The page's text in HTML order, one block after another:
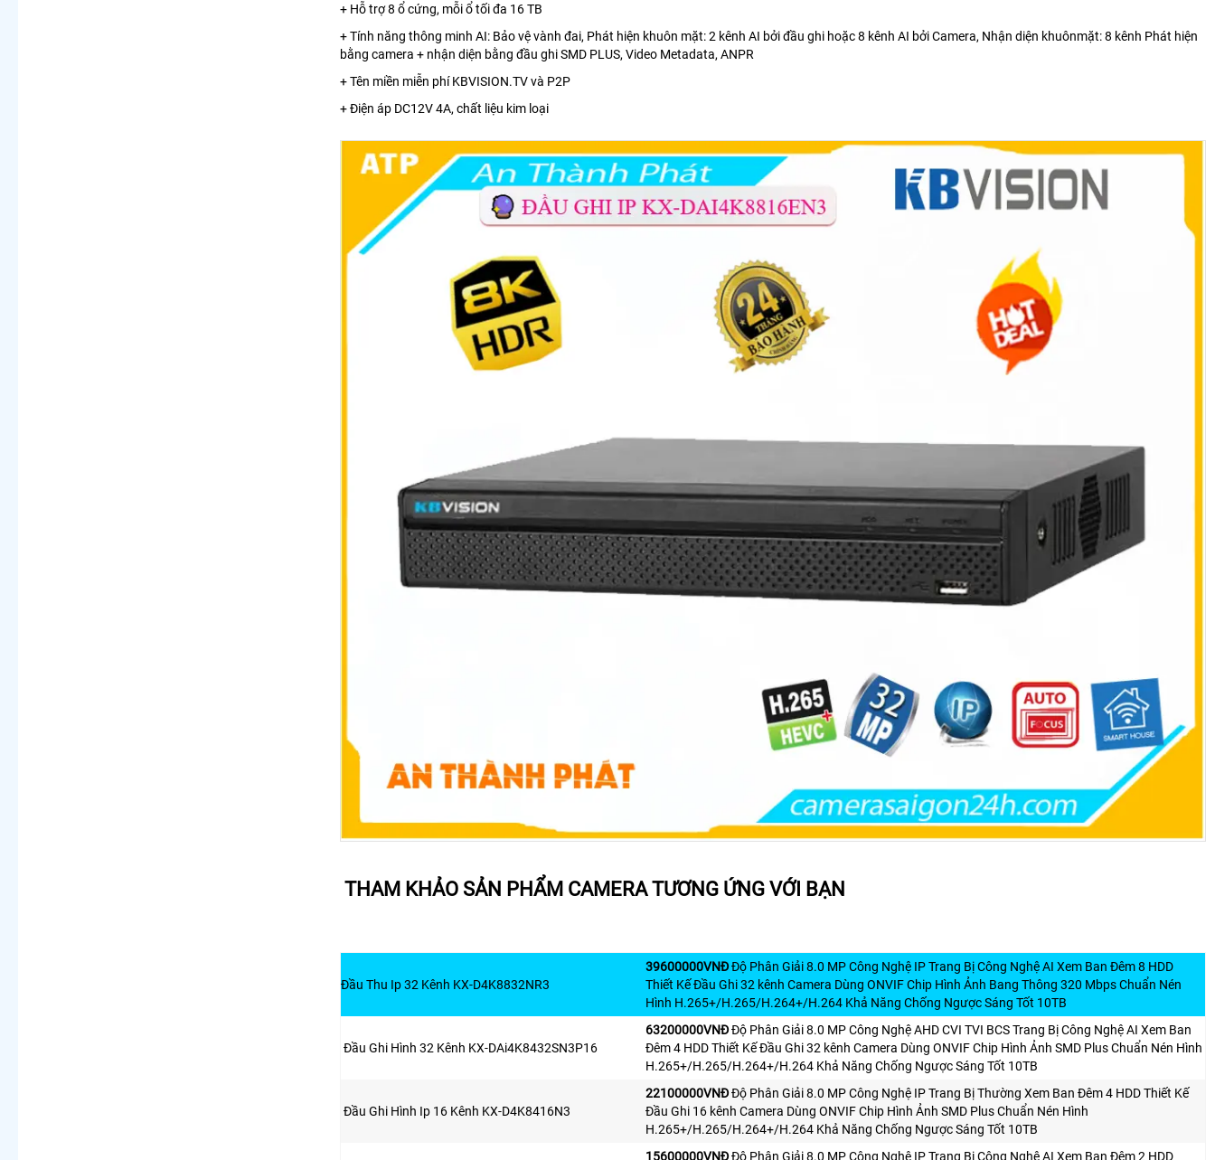
+ Hỗ trợ 8 ổ cứng, mỗi ổ tối đa 16 TB
+ Tính năng thông minh AI: Bảo vệ vành đai, Phát hiện khuôn mặt: 2 kênh AI bởi đầu ghi hoặc 8 kênh AI bởi Camera, Nhận diện khuônmặt: 8 kênh Phát hiện
bằng camera + nhận diện bằng đầu ghi SMD PLUS, Video Metadata, ANPR
+ Tên miền miễn phí KBVISION.TV và P2P
+ Điện áp DC12V 4A, chất liệu kim loại
THAM KHẢO SẢN PHẨM CAMERA TƯƠNG ỨNG VỚI BẠN
Đầu Thu Ip 32 Kênh KX-D4K8832NR3
39600000VNÐĐộ Phân Giải 8.0 MP Công Nghệ IP Trang Bị Công Nghệ AI Xem Ban Đêm 8 HDD
Thiết Kế Đầu Ghi 32 kênh Camera Dùng ONVIF Chip Hình Ảnh Bang Thông 320 Mbps Chuẩn Nén
Hình H.265+/H.265/H.264+/H.264 Khả Năng Chống Ngược Sáng Tốt 10TB
Đầu Ghi Hình 32 Kênh KX-DAi4K8432SN3P16
63200000VNÐĐộ Phân Giải 8.0 MP Công Nghệ AHD CVI TVI BCS Trang Bị Công Nghệ AI Xem Ban
Đêm 4 HDD Thiết Kế Đầu Ghi 32 kênh Camera Dùng ONVIF Chip Hình Ảnh SMD Plus Chuẩn Nén Hình
H.265+/H.265/H.264+/H.264 Khả Năng Chống Ngược Sáng Tốt 10TB
Đầu Ghi Hình Ip 16 Kênh KX-D4K8416N3
22100000VNÐĐộ Phân Giải 8.0 MP Công Nghệ IP Trang Bị Thường Xem Ban Đêm 4 HDD Thiết Kế
Đầu Ghi 16 kênh Camera Dùng ONVIF Chip Hình Ảnh SMD Plus Chuẩn Nén Hình
H.265+/H.265/H.264+/H.264 Khả Năng Chống Ngược Sáng Tốt 10TB
15600000VNÐĐộ Phân Giải 8.0 MP Công Nghệ IP Trang Bị Công Nghệ AI Xem Ban Đêm 2 HDD